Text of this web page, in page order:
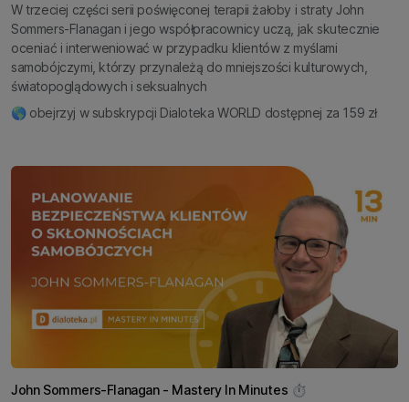
W trzeciej części serii poświęconej terapii żałoby i straty John
Sommers-Flanagan i jego współpracownicy uczą, jak skutecznie
oceniać i interweniować w przypadku klientów z myślami
samobójczymi, którzy przynależą do mniejszości kulturowych,
światopoglądowych i seksualnych
🌎 obejrzyj w subskrypcji Dialoteka WORLD dostępnej za 159 zł
John Sommers-Flanagan - Mastery In Minutes ⏱️